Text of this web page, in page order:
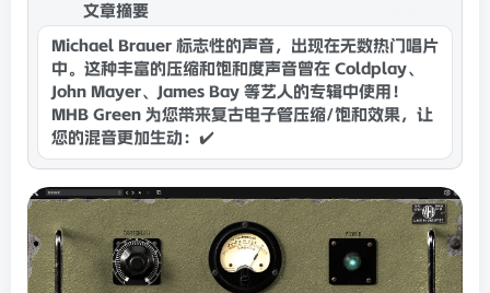
文章摘要
Michael Brauer 标志性的声音，出现在无数热门唱片
中。这种丰富的压缩和饱和度声音曾在 Coldplay、
John Mayer、James Bay 等艺人的专辑中使用！
MHB Green 为您带来复古电子管压缩/饱和效果，让
您的混音更加生动：✔️ 首次以插件形式呈现 Mi